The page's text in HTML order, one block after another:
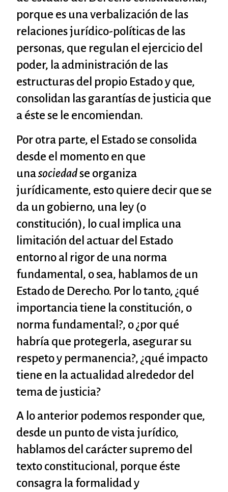
porque es una verbalización de las
relaciones jurídico-políticas de las
personas, que regulan el ejercicio del
poder, la administración de las
estructuras del propio Estado y que,
consolidan las garantías de justicia que
a éste se le encomiendan.
Por otra parte, el Estado se consolida
desde el momento en que
unasociedadse organiza
jurídicamente, esto quiere decir que se
da un gobierno, una ley (o
constitución), lo cual implica una
limitación del actuar del Estado
entorno al rigor de una norma
fundamental, o sea, hablamos de un
Estado de Derecho. Por lo tanto, ¿qué
importancia tiene la constitución, o
norma fundamental?, o ¿por qué
habría que protegerla, asegurar su
respeto y permanencia?, ¿qué impacto
tiene en la actualidad alrededor del
tema de justicia?
A lo anterior podemos responder que,
desde un punto de vista jurídico,
hablamos del carácter supremo del
texto constitucional, porque éste
consagra la formalidad y